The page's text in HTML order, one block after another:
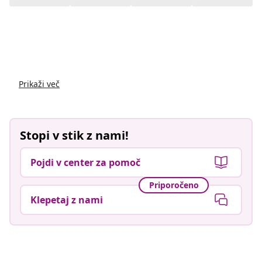
Prikaži več
Stopi v stik z nami!
Pojdi v center za pomoč
Priporočeno
Klepetaj z nami